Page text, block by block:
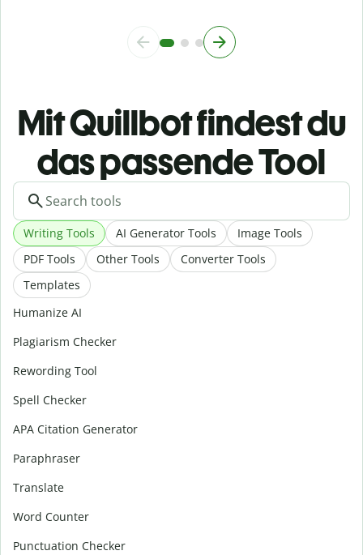
Mit Quillbot findest du
das passende Tool
Writing Tools AI Generator Tools
Image Tools
PDF Tools
Other Tools
Converter Tools
Templates
Humanize AI
Plagiarism Checker
Rewording Tool
Spell Checker
APA Citation Generator
Paraphraser
Translate
Word Counter
Punctuation Checker